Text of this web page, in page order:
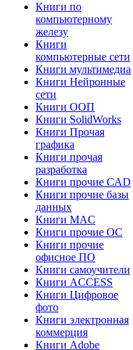
Книги по
компьютерному
железу
Книги
компьютерные сети
Книги мультимедиа
Книги Нейронные
сети
Книги ООП
Книги SolidWorks
Книги Прочая
графика
Книги прочая
разработка
Книги прочие CAD
Книги прочие базы
данных
Книги MAC
Книги прочие ОС
Книги прочие
офисное ПО
Книги самоучители
Книги ACCESS
Книги Цифровое
фото
Книги электронная
коммерция
Книги Adobe